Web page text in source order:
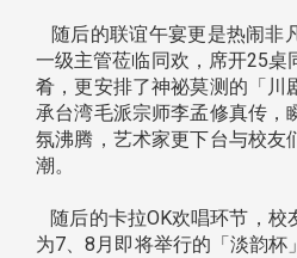
随后的联谊午宴更是热闹非
一级主管莅临同欢，席开25桌
肴，更安排了神祕莫测的「川
承台湾毛派宗师李孟修真传，
氛沸腾，艺术家更下台与校友
潮。
随后的卡拉OK欢唱环节，校
为7、8月即将举行的「淡韵杯